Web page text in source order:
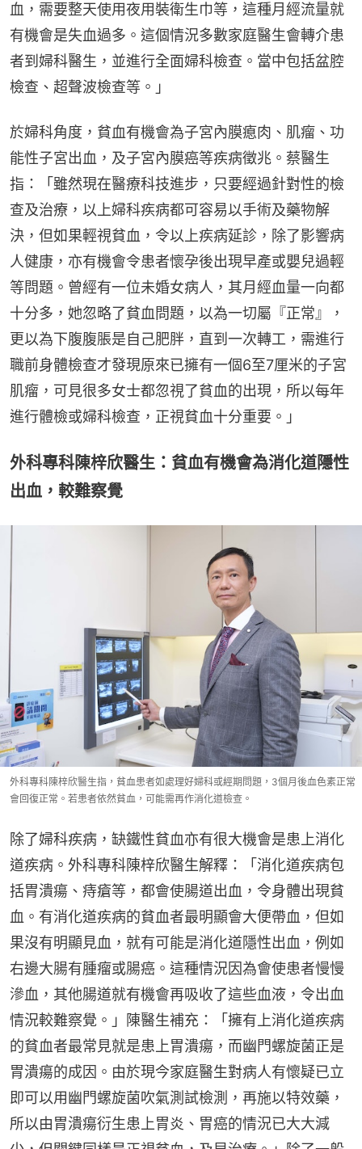
血，需要整天使用夜用裝衛生巾等，這種月經流量就
有機會是失血過多。這個情況多數家庭醫生會轉介患
者到婦科醫生，並進行全面婦科檢查。當中包括盆腔
檢查、超聲波檢查等。」
於婦科角度，貧血有機會為子宮內膜瘜肉、肌瘤、功
能性子宮出血，及子宮內膜癌等疾病徵兆。蔡醫生
指：「雖然現在醫療科技進步，只要經過針對性的檢
查及治療，以上婦科疾病都可容易以手術及藥物解
決，但如果輕視貧血，令以上疾病延診，除了影響病
人健康，亦有機會令患者懷孕後出現早產或嬰兒過輕
等問題。曾經有一位未婚女病人，其月經血量一向都
十分多，她忽略了貧血問題，以為一切屬『正常』，
更以為下腹腹脹是自己肥胖，直到一次轉工，需進行
職前身體檢查才發現原來已擁有一個6至7厘米的子宮
肌瘤，可見很多女士都忽視了貧血的出現，所以每年
進行體檢或婦科檢查，正視貧血十分重要。」
外科專科陳梓欣醫生：貧血有機會為消化道隱性
出血，較難察覺
外科專科陳梓欣醫生指，貧血患者如處理好婦科或經期問題，3個月後血色素正常
會回復正常。若患者依然貧血，可能需再作消化道檢查。
除了婦科疾病，缺鐵性貧血亦有很大機會是患上消化
道疾病。外科專科陳梓欣醫生解釋：「消化道疾病包
括胃潰瘍、痔瘡等，都會使腸道出血，令身體出現貧
血。有消化道疾病的貧血者最明顯會大便帶血，但如
果沒有明顯見血，就有可能是消化道隱性出血，例如
右邊大腸有腫瘤或腸癌。這種情況因為會使患者慢慢
滲血，其他腸道就有機會再吸收了這些血液，令出血
情況較難察覺。」陳醫生補充：「擁有上消化道疾病
的貧血者最常見就是患上胃潰瘍，而幽門螺旋菌正是
胃潰瘍的成因。由於現今家庭醫生對病人有懷疑已立
即可以用幽門螺旋菌吹氣測試檢測，再施以特效藥，
所以由胃潰瘍衍生患上胃炎、胃癌的情況已大大減